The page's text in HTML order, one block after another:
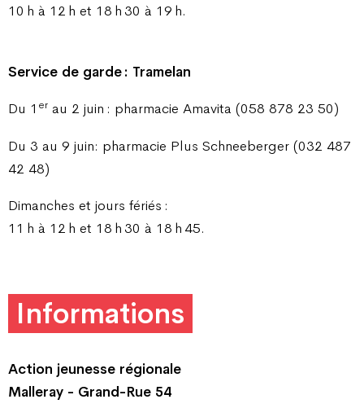
10 h à 12 h et 18 h 30 à 19 h.
Service de garde : Tramelan
Du 1 er au 2 juin : pharmacie Amavita (058 878 23 50)
Du 3 au 9 juin: pharmacie Plus Schneeberger (032 487
42 48)
Dimanches et jours fériés :
11 h à 12 h et 18 h 30 à 18 h 45.
Informations
Action jeunesse régionale
Malleray - Grand-Rue 54